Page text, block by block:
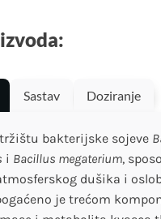
Sastav Doziranje
bakterijske sojeve
i Bacillus megaterium,
dušika i
je trećom